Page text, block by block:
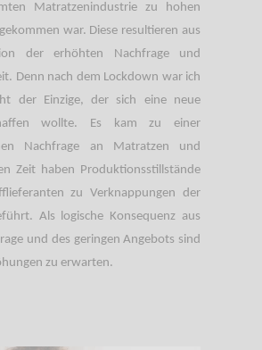
Matratzenindustrie zu hohen
war. Diese resultieren aus
der erhöhten Nachfrage und
Denn nach dem Lockdown war ich
der Einzige, der sich eine neue
wollte. Es kam zu einer
Nachfrage an Matratzen und
Zeit haben Produktionsstillstände
zu Verknappungen der
Als logische Konsequenz aus
und des geringen Angebots sind
zu erwarten.